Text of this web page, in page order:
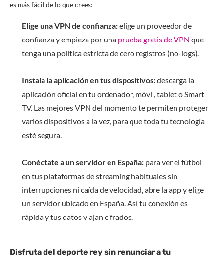
es más fácil de lo que crees:
Elige una VPN de confianza:elige un proveedor de
confianza y empieza por una prueba gratis de VPN que
tenga una política estricta de cero registros (no-logs).
Instala la aplicación en tus dispositivos:descarga la
aplicación oficial en tu ordenador, móvil, tablet o Smart
TV. Las mejores VPN del momento te permiten proteger
varios dispositivos a la vez, para que toda tu tecnología
esté segura.
Conéctate a un servidor en España: para ver el fútbol
en tus plataformas de streaming habituales sin
interrupciones ni caída de velocidad, abre la app y elige
un servidor ubicado en España. Así tu conexión es
rápida y tus datos viajan cifrados.
Disfruta del deporte rey sin renunciar a tu